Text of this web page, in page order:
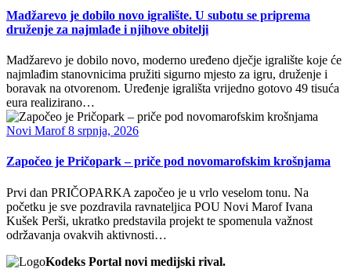
Madžarevo je dobilo novo igralište. U subotu se priprema
druženje za najmlađe i njihove obitelji
Madžarevo je dobilo novo, moderno uređeno dječje igralište koje će
najmlađim stanovnicima pružiti sigurno mjesto za igru, druženje i
boravak na otvorenom. Uređenje igrališta vrijedno gotovo 49 tisuća
eura realizirano…
Novi Marof8 srpnja, 2026
Započeo je Pričopark – priče pod novomarofskim krošnjama
Prvi dan PRIČOPARKA započeo je u vrlo veselom tonu. Na
početku je sve pozdravila ravnateljica POU Novi Marof Ivana
Kušek Perši, ukratko predstavila projekt te spomenula važnost
održavanja ovakvih aktivnosti…
Kodeks Portal novi medijski rival.